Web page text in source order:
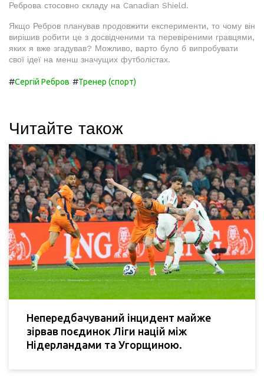
Реброва стосовно складу на Canadian Shield.
Якщо Ребров планував продовжити експерименти, то чому він
вирішив робити це з досвідченими та перевіреними гравцями,
яких я вже згадував? Можливо, варто було б випробувати
свої ідеї на менш значущих футболістах.
#Сергій Ребров #Тренер (спорт)
Читайте також
Непередбачуваний інцидент майже
зірвав поєдинок Ліги націй між
Нідерландами та Угорщиною.